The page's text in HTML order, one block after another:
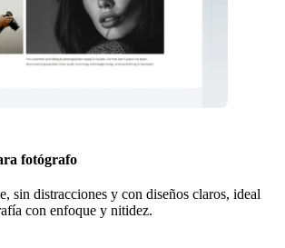
fotógrafo
sin distracciones y con diseños claros, ideal
con enfoque y nitidez.